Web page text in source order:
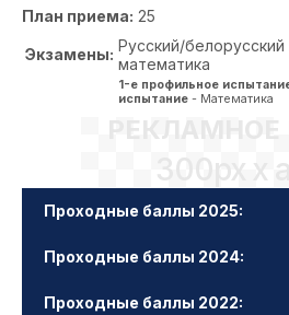
План приема: 25
Экзамены: Русский/белорусский
математика
1-е профильное
испытание - Математика
РЕКЛАМНОЕ
300px x
Проходные баллы 2025:
Проходные баллы 2024:
Проходные баллы 2022: